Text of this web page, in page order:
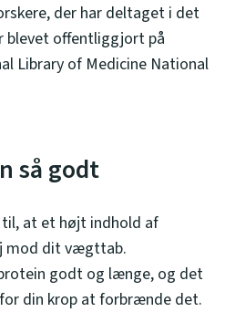
der har deltaget i det
blevet offentliggjort på
Library of Medicine National
så godt
at et højt indhold af
mod dit vægttab.
godt og længe, og det
din krop at forbrænde det.